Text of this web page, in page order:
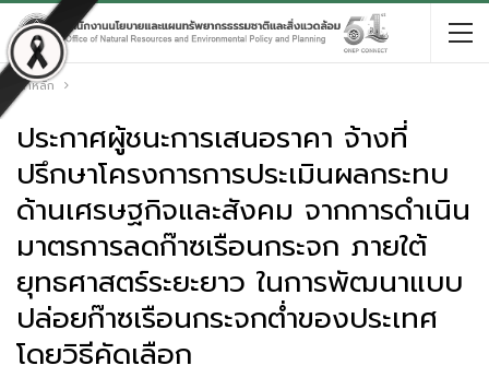
หน้าหลัก
ประกาศผู้ชนะการเสนอราคา จ้างที่
ปรึกษาโครงการการประเมินผลกระทบ
ด้านเศรษฐกิจและสังคม จากการดำเนิน
มาตรการลดก๊าซเรือนกระจก ภายใต้
ยุทธศาสตร์ระยะยาว ในการพัฒนาแบบ
ปล่อยก๊าซเรือนกระจกต่ำของประเทศ
โดยวิธีคัดเลือก